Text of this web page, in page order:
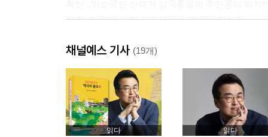
성찰 : 태양의 나라 잉카제국은 왜 멸망했는가
협상 : 하나를 내어주고 둘을 얻는 협상의 달인들
공감 : 왜 할머니, 할아버지는 태극기를 들고 광장
합리 : 체면과 실속 중 무엇을 챙겨야 할까
소통 : 메시지를 효과적으로 전달하는 법
[3장] 한 번의 인생, 어떻게 살 것인가
채널예스 기사 (19개)
읽다 읽다